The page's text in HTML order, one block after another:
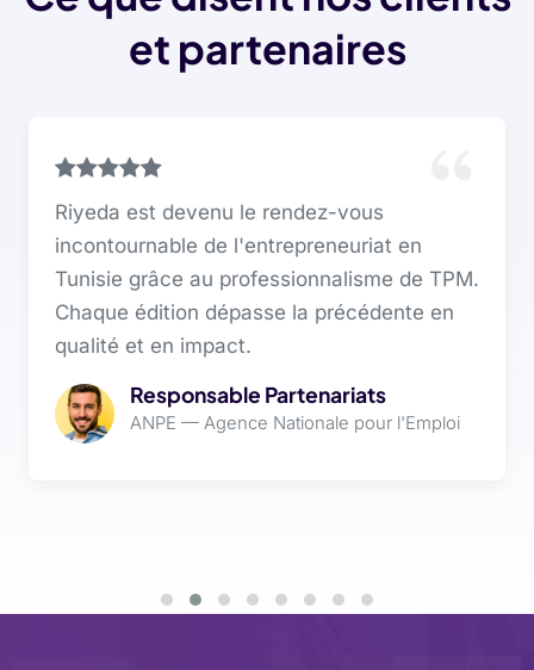
et partenaires
Riyeda est devenu le rendez-vous
incontournable de l'entrepreneuriat en
Tunisie grâce au professionnalisme de TPM.
Chaque édition dépasse la précédente en
qualité et en impact.
Responsable Partenariats
ANPE — Agence Nationale pour l'Emploi